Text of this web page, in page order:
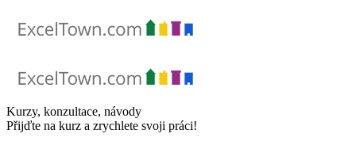
Kurzy, konzultace, návody
Přijďte na kurz a zrychlete svoji práci!